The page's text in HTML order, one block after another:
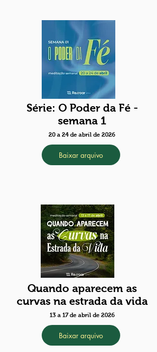
Série: O Poder da Fé -
semana 1
20 a 24 de abril de 2026
Baixar arquivo
Quando aparecem as
curvas na estrada da vida
13 a 17 de abril de 2026
Baixar arquivo